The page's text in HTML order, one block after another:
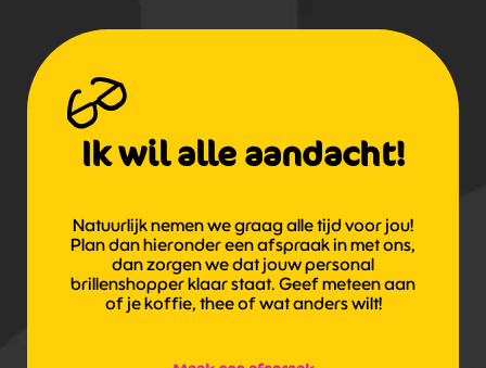
Ik wil alle aandacht!
Natuurlijk nemen we graag alle tijd voor jou!
Plan dan hieronder een afspraak in met ons,
dan zorgen we dat jouw personal
brillenshopper klaar staat. Geef meteen aan
of je koffie, thee of wat anders wilt!